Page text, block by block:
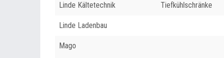
Linde Kältetechnik Tiefkühlschränke
Linde Ladenbau
Mago